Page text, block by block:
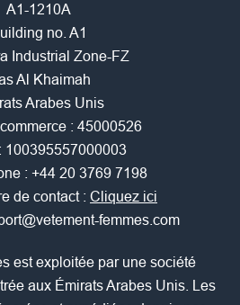
A1-1210A
no. A1
Industrial Zone-FZ
Al Khaimah
Arabes Unis
: 45000526
100395557000003
: +44 20 3769 7198
de contact : Cliquez ici
femmes.com
est exploitée par une société
aux Émirats Arabes Unis. Les